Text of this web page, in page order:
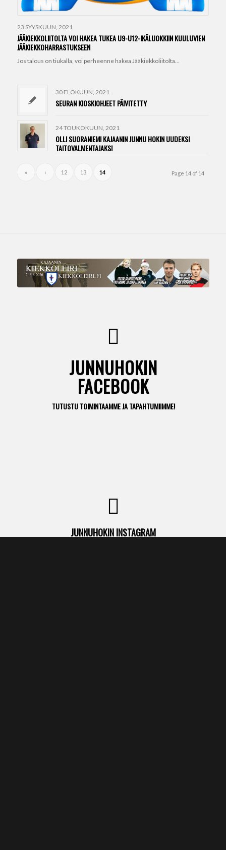
23 SYYSKUUN, 2021
JÄÄKIEKKOLIITOLTA VOI HAKEA TUKEA U9-U12-IKÄLUOKKIIN KUULUVIEN
JÄÄKIEKKOHARRASTUKSEEN
Jos talous on tiukalla, voi perheenne hakea Jääkiekkoliitolta…
30 ELOKUUN, 2021
SEURAN KIOSKIOHJEET PÄIVITETTY
24 TOUKOKUUN, 2021
OLLI SUORANIEMI KAJAANIN JUNNU HOKIN UUDEKSI
TAITOVALMENTAJAKSI
Page 14 of 14
« ‹ 12 13 14
JUNNUHOKIN
FACEBOOK
TUTUSTU TOIMINTAAMME JA TAPAHTUMIIMME!
JUNNUHOKIN INSTAGRAM